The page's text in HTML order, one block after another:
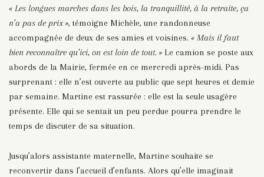
« Les longues marches dans les bois, la tranquillité, à la retraite, ça
n’a pas de prix », témoigne Michèle, une randonneuse
accompagnée de deux de ses amies et voisines. « Mais il faut
bien reconnaître qu’ici, on est loin de tout. » Le camion se poste aux
abords de la Mairie, fermée en ce mercredi après-midi. Pas
surprenant : elle n’est ouverte au public que sept heures et demie
par semaine. Martine est rassurée : elle est la seule usagère
présente. Elle qui se sentait un peu perdue pourra prendre le
temps de discuter de sa situation.
Jusqu’alors assistante maternelle, Martine souhaite se
reconvertir dans l’accueil d’enfants. Alors qu’elle imaginait